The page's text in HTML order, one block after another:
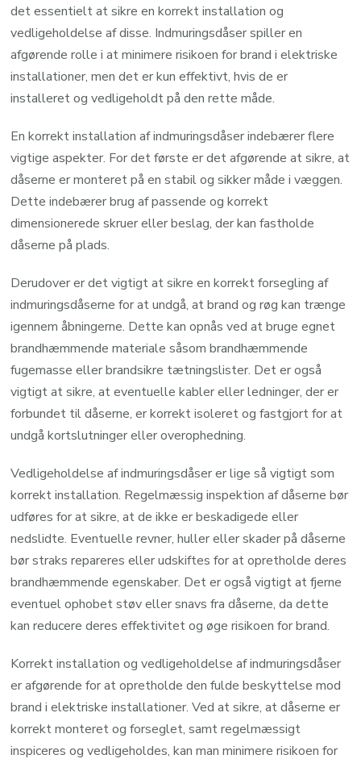
det essentielt at sikre en korrekt installation og
vedligeholdelse af disse. Indmuringsdåser spiller en
afgørende rolle i at minimere risikoen for brand i elektriske
installationer, men det er kun effektivt, hvis de er
installeret og vedligeholdt på den rette måde.
En korrekt installation af indmuringsdåser indebærer flere
vigtige aspekter. For det første er det afgørende at sikre, at
dåserne er monteret på en stabil og sikker måde i væggen.
Dette indebærer brug af passende og korrekt
dimensionerede skruer eller beslag, der kan fastholde
dåserne på plads.
Derudover er det vigtigt at sikre en korrekt forsegling af
indmuringsdåserne for at undgå, at brand og røg kan trænge
igennem åbningerne. Dette kan opnås ved at bruge egnet
brandhæmmende materiale såsom brandhæmmende
fugemasse eller brandsikre tætningslister. Det er også
vigtigt at sikre, at eventuelle kabler eller ledninger, der er
forbundet til dåserne, er korrekt isoleret og fastgjort for at
undgå kortslutninger eller overophedning.
Vedligeholdelse af indmuringsdåser er lige så vigtigt som
korrekt installation. Regelmæssig inspektion af dåserne bør
udføres for at sikre, at de ikke er beskadigede eller
nedslidte. Eventuelle revner, huller eller skader på dåserne
bør straks repareres eller udskiftes for at opretholde deres
brandhæmmende egenskaber. Det er også vigtigt at fjerne
eventuel ophobet støv eller snavs fra dåserne, da dette
kan reducere deres effektivitet og øge risikoen for brand.
Korrekt installation og vedligeholdelse af indmuringsdåser
er afgørende for at opretholde den fulde beskyttelse mod
brand i elektriske installationer. Ved at sikre, at dåserne er
korrekt monteret og forseglet, samt regelmæssigt
inspiceres og vedligeholdes, kan man minimere risikoen for